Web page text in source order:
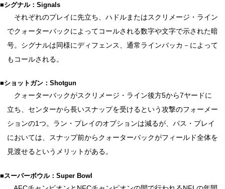
■シグナル：Signals
それぞれのプレイに先立ち、ハドルまたはスクリメージ・ライン
でクォーターバックによってコールされる数字や文字で示された暗
号。シグナルは同様にディフェンス、通常ラインバッカ－によって
もコールされる。
■ショットガン：Shotgun
クォーターバックがスクリメージ・ライン後方5から7ヤードに
立ち、センターから長いスナップを受けるという攻撃のフォーメー
ションの1つ。ラン・プレイのオプションは減るが、パス・プレイ
においては、スナップ前からクォーターバックがフィールド全体を
見渡せるというメリットがある。
■スーパーボウル：Super Bowl